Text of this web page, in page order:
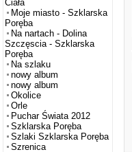
Ciała
Moje miasto - Szklarska
Poręba
Na nartach - Dolina
Szczęscia - Szklarska
Poręba
Na szlaku
nowy album
nowy album
Okolice
Orle
Puchar Świata 2012
Szklarska Poręba
Szlaki Szklarska Poręba
Szrenica